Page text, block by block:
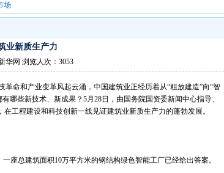
场
业新质生产力
华网 浏览人次：3053
命和产业变革风起云涌，中国建筑业正经历着从“粗放建造”向“智
哪些新技术、新成果？5月28日，由国务院国资委新闻中心指导、
工程建设和科技创新一线见证建筑业新质生产力的蓬勃发展。
座总建筑面积10万平方米的钢结构绿色智能工厂已经给出答案。